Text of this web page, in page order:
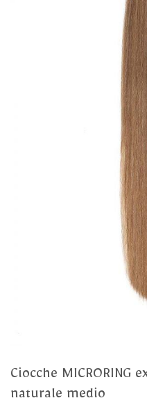
Ciocche MICRORING
naturale medio